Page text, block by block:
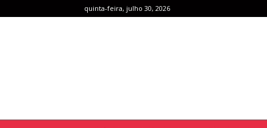
quinta-feira, julho 30, 2026